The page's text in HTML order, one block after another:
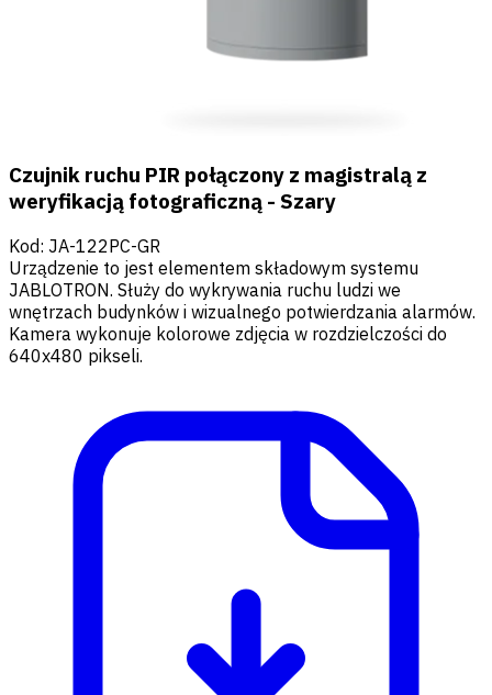
Czujnik ruchu PIR połączony z magistralą z
weryfikacją fotograficzną - Szary
Kod: JA-122PC-GR
Urządzenie to jest elementem składowym systemu
JABLOTRON. Służy do wykrywania ruchu ludzi we
wnętrzach budynków i wizualnego potwierdzania alarmów.
Kamera wykonuje kolorowe zdjęcia w rozdzielczości do
640x480 pikseli.